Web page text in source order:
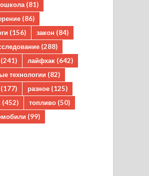
(81)
(86)
(156) закон (84)
(288)
(241) лайфхак (642)
технологии (82)
(177) разное (125)
(452) топливо (50)
(99)